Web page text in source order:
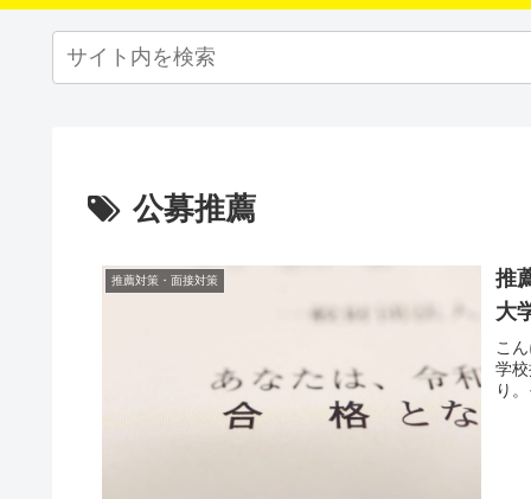
公募推薦
推薦対策・面接対策
推
大
こ
学
り